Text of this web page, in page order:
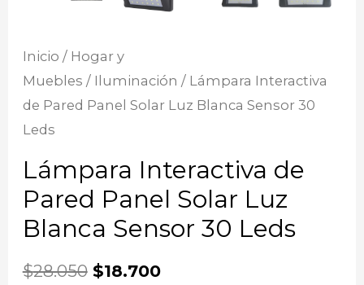
Inicio / Hogar y
Muebles / Iluminación / Lámpara Interactiva
de Pared Panel Solar Luz Blanca Sensor 30
Leds
Lámpara Interactiva de
Pared Panel Solar Luz
Blanca Sensor 30 Leds
$28.050 $18.700